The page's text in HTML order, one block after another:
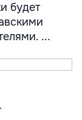
будет
...